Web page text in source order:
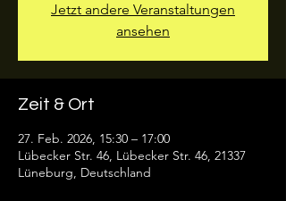
Jetzt andere Veranstaltungen
ansehen
Zeit & Ort
27. Feb. 2026, 15:30 – 17:00
Lübecker Str. 46, Lübecker Str. 46, 21337
Lüneburg, Deutschland